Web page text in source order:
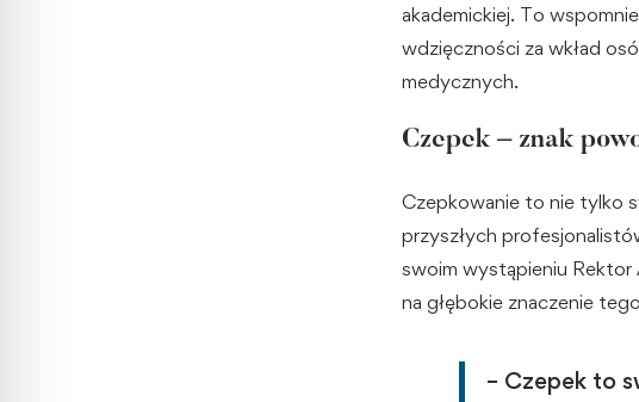
akademickiej. To
wdzięczności za wkład
medycznych.
Czepek – znak
Czepkowanie to nie tylko
przyszłych
swoim wystąpieniu Rektor
na głębokie znaczenie
– Czepek to